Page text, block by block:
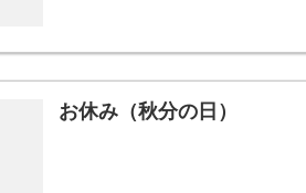
お休み（秋分の日）